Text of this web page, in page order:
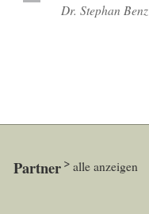
Dr. Stephan Benz
Partner alle anzeigen